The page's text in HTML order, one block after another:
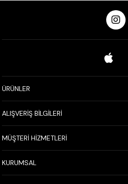
ÜRÜNLER
ALIŞVERİŞ BİLGİLERİ
MÜŞTERİ HİZMETLERİ
KURUMSAL